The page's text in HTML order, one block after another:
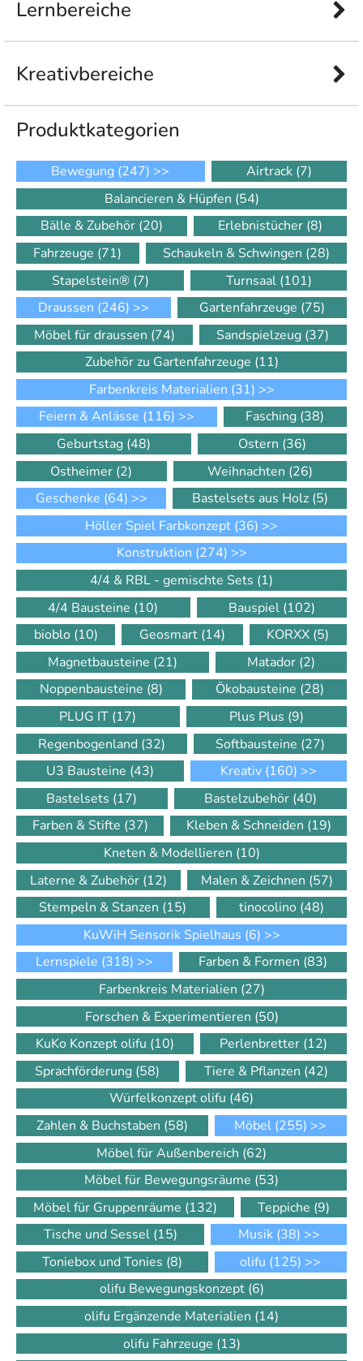
Lernbereiche
Kreativbereiche
Produkt­kategorien
Bewegung (247) >> Airtrack (7)
Balancieren & Hüpfen (54)
Bälle & Zubehör (20) Erlebnistücher (8)
Fahrzeuge (71) Schaukeln & Schwingen (28)
Stapelstein® (7) Turnsaal (101)
Draussen (246) >> Gartenfahrzeuge (75)
Möbel für draussen (74) Sandspielzeug (37)
Zubehör zu Gartenfahrzeuge (11)
Farbenkreis Materialien (31) >>
Feiern & Anlässe (116) >> Fasching (38)
Geburtstag (48) Ostern (36)
Ostheimer (2) Weihnachten (26)
Geschenke (64) >> Bastelsets aus Holz (5)
Höller Spiel Farbkonzept (36) >>
Konstruktion (274) >>
4/4 & RBL - gemischte Sets (1)
4/4 Bausteine (10) Bauspiel (102)
bioblo (10) Geosmart (14) KORXX (5)
Magnetbausteine (21) Matador (2)
Noppenbausteine (8) Ökobausteine (28)
PLUG IT (17) Plus Plus (9)
Regenbogenland (32) Softbausteine (27)
U3 Bausteine (43) Kreativ (160) >>
Bastelsets (17) Bastelzubehör (40)
Farben & Stifte (37) Kleben & Schneiden (19)
Kneten & Modellieren (10)
Laterne & Zubehör (12) Malen & Zeichnen (57)
Stempeln & Stanzen (15) tinocolino (48)
KuWiH Sensorik Spielhaus (6) >>
Lernspiele (318) >> Farben & Formen (83)
Farbenkreis Materialien (27)
Forschen & Experimentieren (50)
KuKo Konzept olifu (10) Perlenbretter (12)
Sprachförderung (58) Tiere & Pflanzen (42)
Würfelkonzept olifu (46)
Zahlen & Buchstaben (58) Möbel (255) >>
Möbel für Außenbereich (62)
Möbel für Bewegungsräume (53)
Möbel für Gruppenräume (132) Teppiche (9)
Tische und Sessel (15) Musik (38) >>
Toniebox und Tonies (8) olifu (125) >>
olifu Bewegungskonzept (6)
olifu Ergänzende Materialien (14)
olifu Fahrzeuge (13)